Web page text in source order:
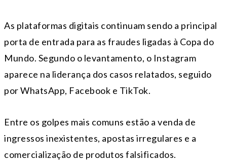
As plataformas digitais continuam sendo a principal
porta de entrada para as fraudes ligadas à Copa do
Mundo. Segundo o levantamento, o Instagram
aparece na liderança dos casos relatados, seguido
por WhatsApp, Facebook e TikTok.
Entre os golpes mais comuns estão a venda de
ingressos inexistentes, apostas irregulares e a
comercialização de produtos falsificados.